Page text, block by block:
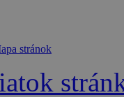
stránok